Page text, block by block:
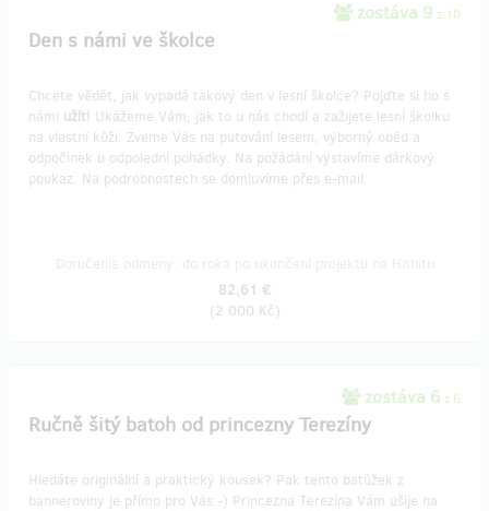
zostáva 9 z 10
Den s námi ve školce
Chcete vědět, jak vypadá takový den v lesní školce? Pojďte si ho s
námi užít! Ukážeme Vám, jak to u nás chodí a zažijete lesní školku
na vlastní kůži. Zveme Vás na putování lesem, výborný oběd a
odpočinek u odpolední pohádky. Na požádání vystavíme dárkový
poukaz. Na podrobnostech se domluvíme přes e-mail.
82,61 €
(2 000 Kč)
zostáva 6 z 6
Ručně šitý batoh od princezny Terezíny
Hledáte originální a praktický kousek? Pak tento batůžek z
banneroviny je přímo pro Vás:-) Princezna Terezína Vám ušije na